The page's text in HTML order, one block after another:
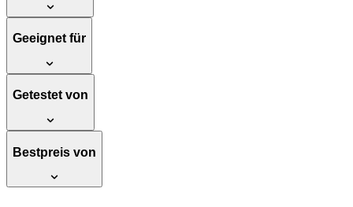
Geeignet für
Getestet von
Bestpreis von